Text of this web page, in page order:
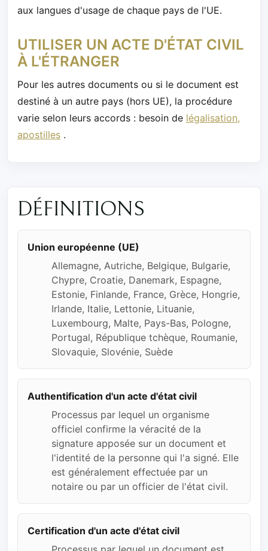
aux langues d'usage de chaque pays de l'UE.
UTILISER UN ACTE D'ÉTAT CIVIL
À L'ÉTRANGER
Pour les autres documents ou si le document est
destiné à un autre pays (hors UE), la procédure
varie selon leurs accords : besoin de légalisation,
apostilles .
DÉFINITIONS
Union européenne (UE)
Allemagne, Autriche, Belgique, Bulgarie,
Chypre, Croatie, Danemark, Espagne,
Estonie, Finlande, France, Grèce, Hongrie,
Irlande, Italie, Lettonie, Lituanie,
Luxembourg, Malte, Pays-Bas, Pologne,
Portugal, République tchèque, Roumanie,
Slovaquie, Slovénie, Suède
Authentification d'un acte d'état civil
Processus par lequel un organisme
officiel confirme la véracité de la
signature apposée sur un document et
l'identité de la personne qui l'a signé. Elle
est généralement effectuée par un
notaire ou par un officier de l'état civil.
Certification d'un acte d'état civil